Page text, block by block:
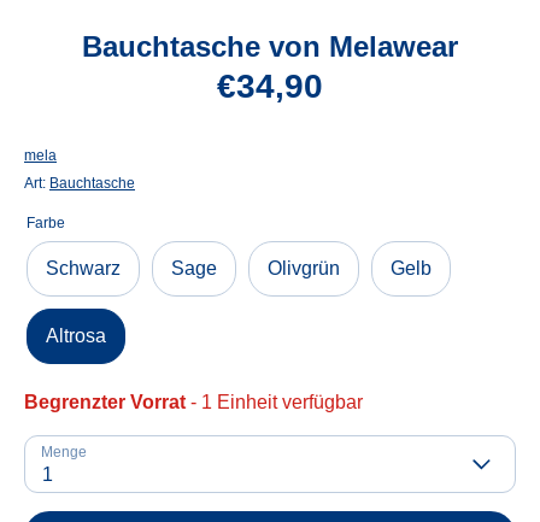
Bauchtasche von Melawear
€34,90
mela
Art: Bauchtasche
Farbe
Schwarz Sage Olivgrün Gelb
Altrosa
Begrenzter Vorrat - 1 Einheit verfügbar
Menge
1